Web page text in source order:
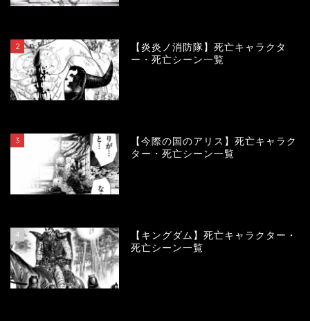
2
【炎炎ノ消防隊】死亡キャラクタ
ー・死亡シーン一覧
3
【今際の国のアリス】死亡キャラク
ター・死亡シーン一覧
4
【キングダム】死亡キャラクター・
死亡シーン一覧